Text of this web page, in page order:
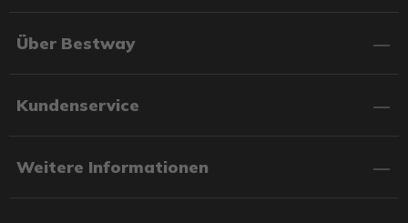
Über Bestway
Kundenservice
Weitere Informationen